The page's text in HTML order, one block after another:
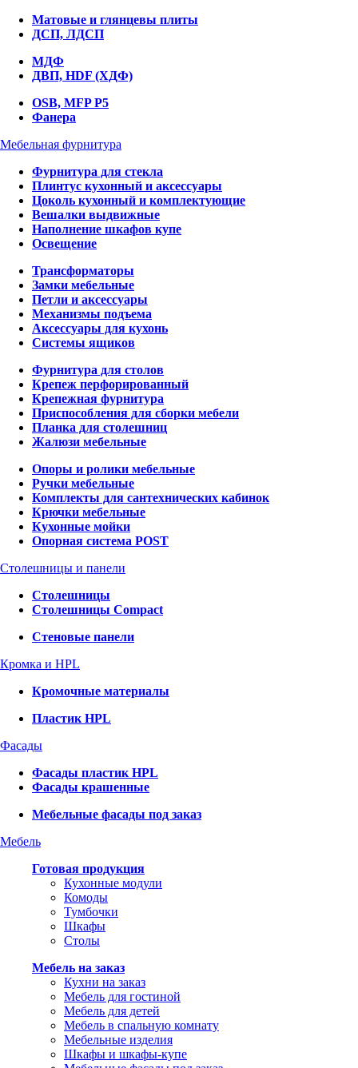
Матовые и глянцевы плиты
ДСП, ЛДСП
МДФ
ДВП, HDF (ХДФ)
OSB, MFP P5
Фанера
Мебельная фурнитура
Фурнитура для стекла
Плинтус кухонный и аксессуары
Цоколь кухонный и комплектующие
Вешалки выдвижные
Наполнение шкафов купе
Освещение
Трансформаторы
Замки мебельные
Петли и аксессуары
Механизмы подъема
Аксессуары для кухонь
Системы ящиков
Фурнитура для столов
Крепеж перфорированный
Крепежная фурнитура
Приспособления для сборки мебели
Планка для столешниц
Жалюзи мебельные
Опоры и ролики мебельные
Ручки мебельные
Комплекты для сантехнических кабинок
Крючки мебельные
Кухонные мойки
Опорная система POST
Столешницы и панели
Столешницы
Столешницы Compact
Стеновые панели
Кромка и HPL
Кромочные материалы
Пластик HPL
Фасады
Фасады пластик HPL
Фасады крашенные
Мебельные фасады под заказ
Мебель
Готовая продукция
Кухонные модули
Комоды
Тумбочки
Шкафы
Столы
Мебель на заказ
Кухни на заказ
Мебель для гостиной
Мебель для детей
Мебель в спальную комнату
Мебельные изделия
Шкафы и шкафы-купе